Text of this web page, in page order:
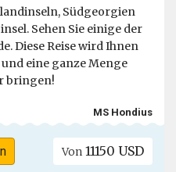
Südgeorgien
Sehen Sie einige der
Diese Reise wird Ihnen
eine ganze Menge
bringen!
MS Hondius
Von 11150 USD